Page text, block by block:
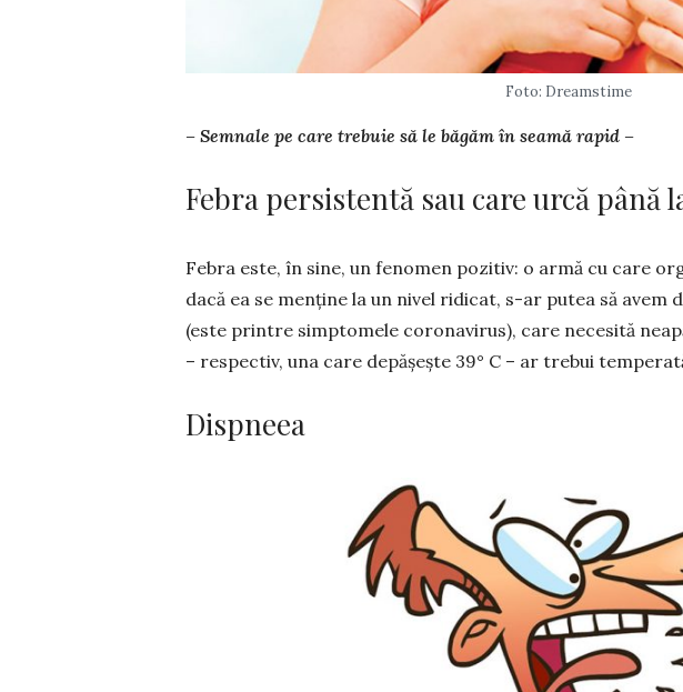
Foto: Dreamstime
– Semnale pe care trebuie să le băgăm în seamă rapid –
Febra persistentă sau care urcă până la
Febra este, în sine, un fenomen pozitiv: o armă cu care
dacă ea se menține la un nivel ridicat, s-ar putea să avem
(este printre simp­tomele coronavirus), care necesită
– respectiv, una care depă­șește 39° C – ar trebui
Dispneea